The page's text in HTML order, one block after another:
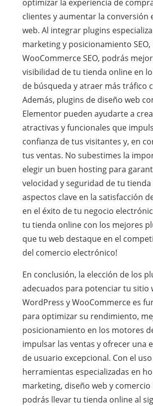
optimizar la experiencia de
clientes y aumentar la conversión
web. Al integrar plugins
marketing y posicionamiento SEO,
WooCommerce SEO, podrás
visibilidad de tu tienda online en
de búsqueda y atraer más tráfico
Además, plugins de diseño web
Elementor pueden ayudarte a
atractivas y funcionales que
confianza de tus visitantes y, en
tus ventas. No subestimes la
elegir un buen hosting para
velocidad y seguridad de tu tienda
aspectos clave en la satisfacción
en el éxito de tu negocio
tu tienda online con los mejores
que tu web destaque en el
del comercio electrónico!
En conclusión, la elección de los
adecuados para potenciar tu sitio
WordPress y WooCommerce es
para optimizar su rendimiento,
posicionamiento en los motores
impulsar las ventas y ofrecer una
de usuario excepcional. Con el
herramientas especializadas en
marketing, diseño web y
podrás llevar tu tienda online al